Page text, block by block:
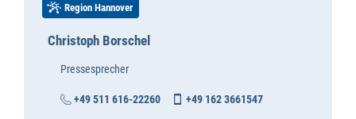
Region Hannover
Christoph Borschel
Pressesprecher
+49 511 616-22260 +49 162 3661547